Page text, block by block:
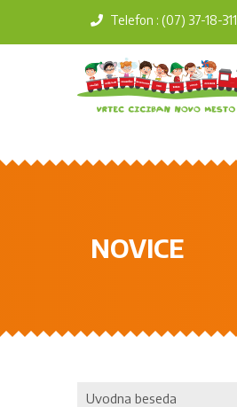
Telefon : (07) 37-18-311
NOVICE
Uvodna beseda